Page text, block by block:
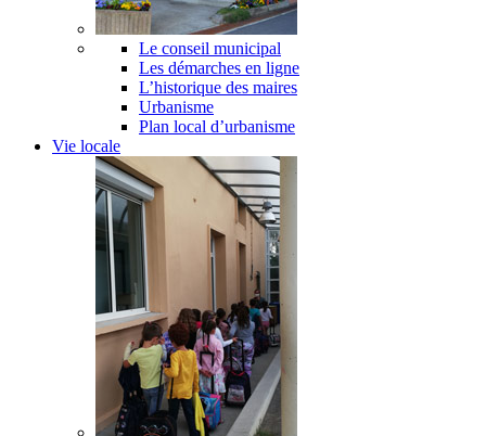
Le conseil municipal
Les démarches en ligne
L’historique des maires
Urbanisme
Plan local d’urbanisme
Vie locale